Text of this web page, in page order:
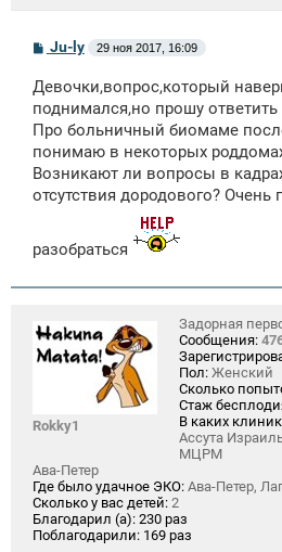
б
щ
е
н
и
Ju-ly 29 ноя 2017, 16:09
Девочки,вопрос,который
поднимался,но прошу
Про больничный биомаме
понимаю в некоторых
Возникают ли вопросы в
отсутствия дородового?
разобраться
Rokky1
Задорная
Сообщения:
Пол: Женский
Сколько
Стаж
В каких
Ассута
МЦРМ
Ава-Петер
Где было удачное ЭКО: Ава-Петер,
Сколько у вас детей: 2
Благодарил (а): 230 раз
Поблагодарили: 169 раз